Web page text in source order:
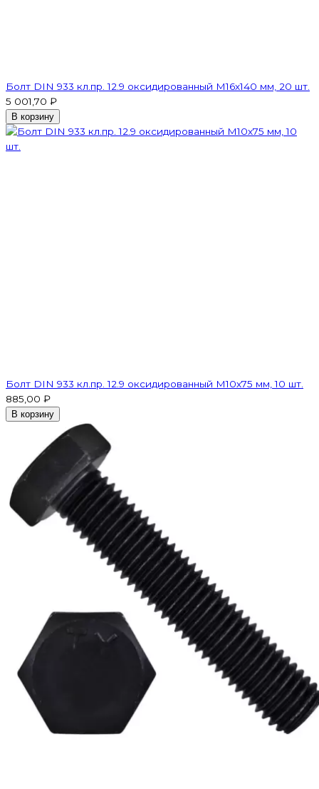
Болт DIN 933 кл.пр. 12.9 оксидированный M16х140 мм, 20 шт.
5 001,70 ₽
В корзину
Болт DIN 933 кл.пр. 12.9 оксидированный M10х75 мм, 10 шт.
885,00 ₽
В корзину